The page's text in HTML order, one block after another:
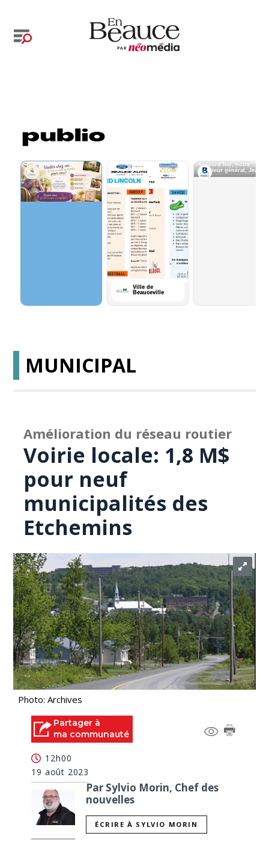
MUNICIPAL
Amélioration du réseau routier
Voirie locale: 1,8 M$
pour neuf
municipalités des
Etchemins
Photo: Archives
Partager à
ma communauté
12h00
19 août 2023
Par Sylvio Morin, Chef des
nouvelles
ÉCRIRE À SYLVIO MORIN